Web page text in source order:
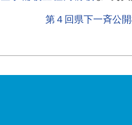
第４回県下一斉公